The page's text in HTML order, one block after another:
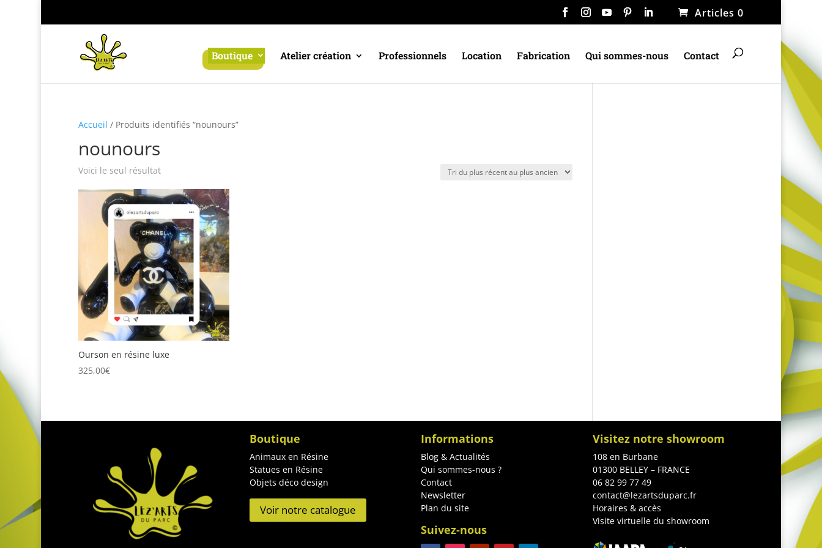
Articles 0
Boutique Atelier création Professionnels Location Fabrication Qui sommes-nous Contact
Accueil / Produits identifiés “nounours”
nounours
Voici le seul résultat
Ourson en résine luxe
325,00€
Boutique
Animaux en Résine
Statues en Résine
Objets déco design
Voir notre catalogue
Informations
Blog & Actualités
Qui sommes-nous ?
Contact
Newsletter
Plan du site
Suivez-nous
Visitez notre showroom
108 en Burbane
01300 BELLEY – FRANCE
06 82 99 77 49
contact@lezartsduparc.fr
Horaires & accès
Visite virtuelle du showroom